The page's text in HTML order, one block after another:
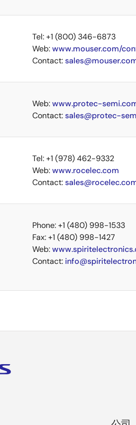
Tel: +1 (800) 346-6873
Web:www.mouser.com/
Contact:
Web:www.protec-
Contact:sales@protec-
Tel: +1 (978) 462-9332
Web:www.rocelec.com
Contact:
Phone: +1 (480) 998-1533
Fax: +1 (480) 998-1427
Web:
Contact: